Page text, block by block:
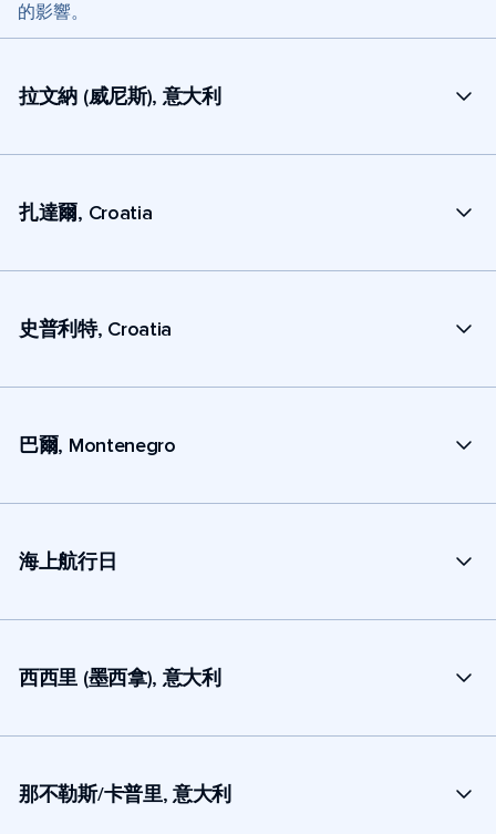
的影響。
拉文納 (威尼斯), 意大利
扎達爾, Croatia
史普利特, Croatia
巴爾, Montenegro
海上航行日
西西里 (墨西拿), 意大利
那不勒斯/卡普里, 意大利